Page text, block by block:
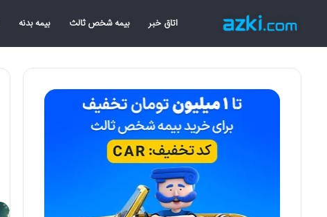
اتاق خبر بیمه شخص ثالث بیمه بدنه